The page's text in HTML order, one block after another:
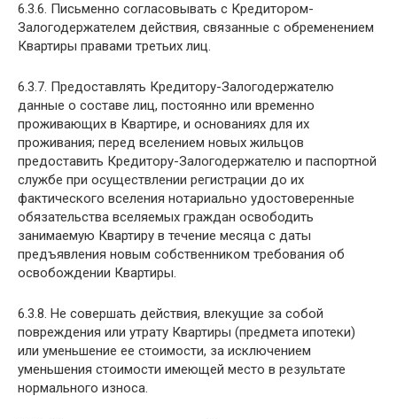
6.3.6. Письменно согласовывать с Кредитором-
Залогодержателем действия, связанные с обременением
Квартиры правами третьих лиц.
6.3.7. Предоставлять Кредитору-Залогодержателю
данные о составе лиц, постоянно или временно
проживающих в Квартире, и основаниях для их
проживания; перед вселением новых жильцов
предоставить Кредитору-Залогодержателю и паспортной
службе при осуществлении регистрации до их
фактического вселения нотариально удостоверенные
обязательства вселяемых граждан освободить
занимаемую Квартиру в течение месяца с даты
предъявления новым собственником требования об
освобождении Квартиры.
6.3.8. Не совершать действия, влекущие за собой
повреждения или утрату Квартиры (предмета ипотеки)
или уменьшение ее стоимости, за исключением
уменьшения стоимости имеющей место в результате
нормального износа.